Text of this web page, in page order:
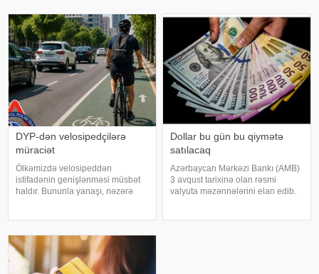
Cəlilov Cəbrayılın
yayıb. . Bildirilib ki, 10-11 aylıq
tikinti müddətind
DYP-dən velosipedçilərə
müraciət
Ölkəmizdə velosipeddən
istifadənin genişlənməsi müsbət
haldır. Bununla yanaşı, nəzərə
qaydalara riayət etməli, özlərinin
və digə
Dollar bu gün bu qiymətə
satılacaq
Azərbaycan Mərkəzi Bankı (AMB)
3 avqust tarixinə olan rəsmi
valyuta məzənnələrini elan edib.